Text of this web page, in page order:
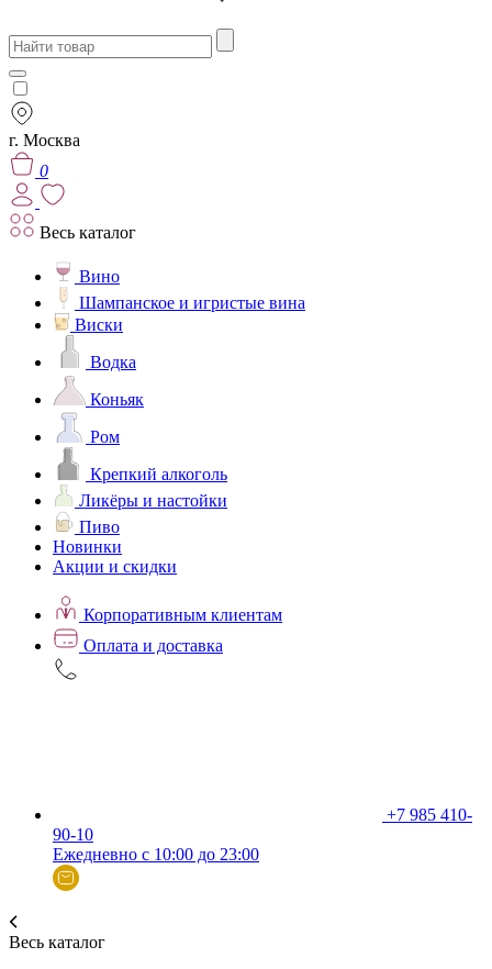
г. Москва
0
Весь каталог
Вино
Шампанское и игристые вина
Виски
Водка
Коньяк
Ром
Крепкий алкоголь
Ликёры и настойки
Пиво
Новинки
Акции и скидки
Корпоративным клиентам
Оплата и доставка
+7 985 410-
90-10
Ежедневно с 10:00 до 23:00
Весь каталог